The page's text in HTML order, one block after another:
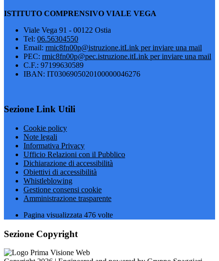
ISTITUTO COMPRENSIVO VIALE VEGA
Viale Vega 91 - 00122 Ostia
Tel: 06.56304550
Email: rmic8fn00p@istruzione.itLink per inviare una mail
PEC: rmic8fn00p@pec.istruzione.itLink per inviare una mail
C.F.: 97199630589
IBAN: IT0306905020100000046276
Sezione Link Utili
Cookie policy
Note legali
Informativa Privacy
Ufficio Relazioni con il Pubblico
Dichiarazione di accessibilità
Obiettivi di accessibilità
Whistleblowing
Gestione consensi cookie
Amministrazione trasparente
Pagina visualizzata 476 volte
Sezione Copyright